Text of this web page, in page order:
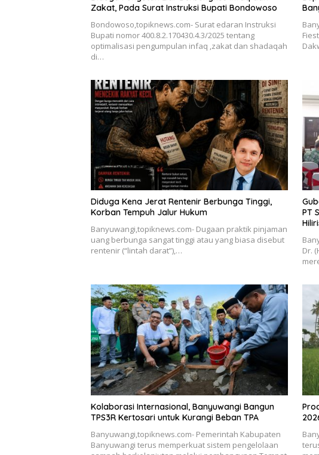
Zakat, Pada Surat Instruksi Bupati Bondowoso
Bondowoso,topiknews.com- Surat edaran Instruksi
Bupati nomor 400.8.2.170430.4.3/2025 tentang
optimalisasi pengumpulan infaq ,zakat dan shadaqah
di…
Diduga Kena Jerat Rentenir Berbunga Tinggi,
Korban Tempuh Jalur Hukum
Banyuwangi,topiknews.com- Dugaan praktik pinjaman
uang berbunga sangat tinggi atau yang biasa disebut
rentenir (“lintah darat”),…
PT
Dr.
Kolaborasi Internasional, Banyuwangi Bangun
TPS3R Kertosari untuk Kurangi Beban TPA
Banyuwangi,topiknews.com- Pemerintah Kabupaten
Banyuwangi terus memperkuat sistem pengelolaan